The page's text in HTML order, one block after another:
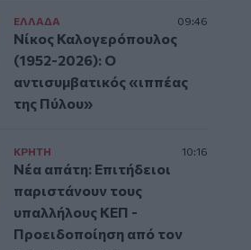
ΕΛΛAΔΑ 09:46
Νίκος Καλογερόπουλος
(1952-2026): O
αντισυμβατικός «ιππέας
της Πύλου»
ΚΡΗΤΗ 10:16
Νέα απάτη: Επιτήδειοι
παριστάνουν τους
υπαλλήλους ΚΕΠ -
Προειδοποίηση από τον